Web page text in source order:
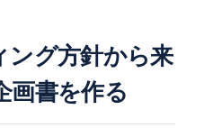
グ方針から来
画書を作る